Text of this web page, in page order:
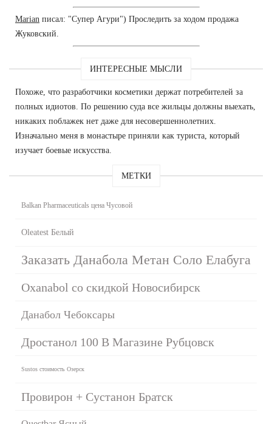
Marian писал: "Супер Агури") Проследить за ходом продажа
Жуковский.
ИНТЕРЕСНЫЕ МЫСЛИ
Похоже, что разработчики косметики держат потребителей за
полных идиотов. По решению суда все жильцы должны выехать,
никаких поблажек нет даже для несовершеннолетних.
Изначально меня в монастыре приняли как туриста, который
изучает боевые искусства.
МЕТКИ
Balkan Pharmaceuticals цена Чусовой
Oleatest Белый
Заказать Данабола Метан Соло Елабуга
Oxanabol со скидкой Новосибирск
Данабол Чебоксары
Дростанол 100 В Магазине Рубцовск
Sustos стоимость Озерск
Провирон + Сустанон Братск